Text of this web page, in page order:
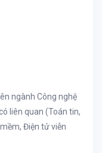
ngành Công nghệ
liên quan (Toán tin,
Điện tử viễn